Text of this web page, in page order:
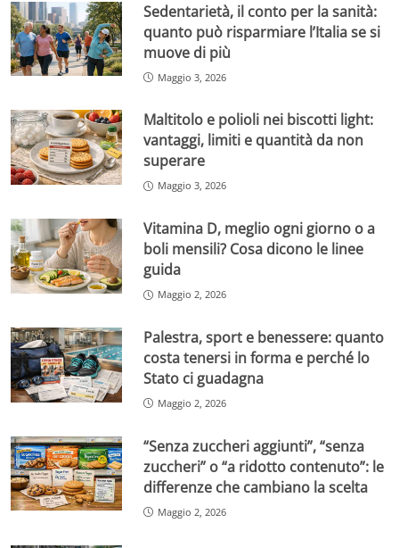
Sedentarietà, il conto per la sanità:
quanto può risparmiare l’Italia se si
muove di più
Maggio 3, 2026
Maltitolo e polioli nei biscotti light:
vantaggi, limiti e quantità da non
superare
Maggio 3, 2026
Vitamina D, meglio ogni giorno o a
boli mensili? Cosa dicono le linee
guida
Maggio 2, 2026
Palestra, sport e benessere: quanto
costa tenersi in forma e perché lo
Stato ci guadagna
Maggio 2, 2026
“Senza zuccheri aggiunti”, “senza
zuccheri” o “a ridotto contenuto”: le
differenze che cambiano la scelta
Maggio 2, 2026